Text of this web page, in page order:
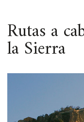
Rutas a
la Sierra